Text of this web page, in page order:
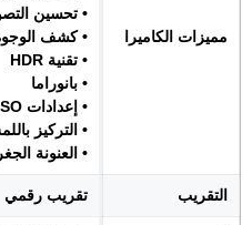
مميزات الكاميرا
• تحسين
• كشف
• تقنية HDR
• بانوراما
• إعدادات ISO
• التركيز
• العنونة
التقريب تقريب رقمي